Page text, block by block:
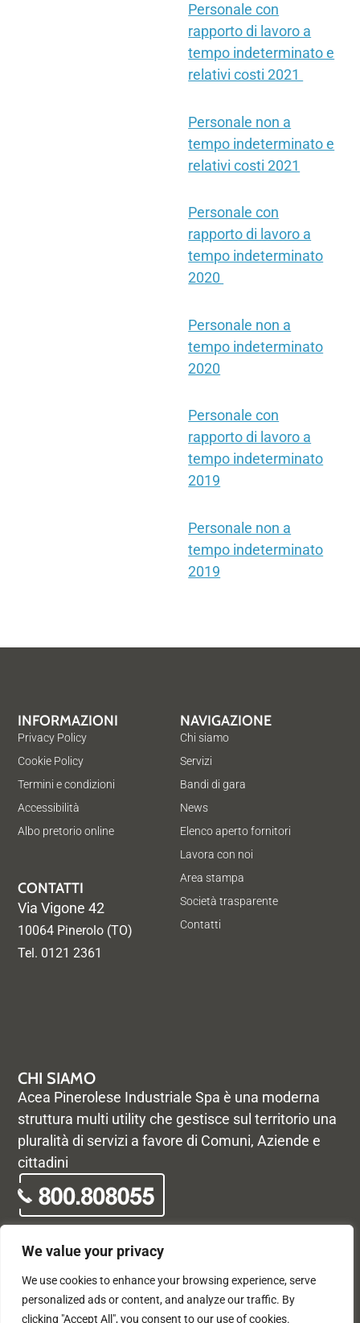
We value your privacy
We use cookies to enhance your browsing experience, serve
personalized ads or content, and analyze our traffic. By
clicking "Accept All", you consent to our use of cookies.
Personale con
rapporto di lavoro a
tempo indeterminato e
relativi costi 2021
Personale non a
tempo indeterminato e
relativi costi 2021
Personale con
rapporto di lavoro a
tempo indeterminato
2020
Personale non a
tempo indeterminato
2020
Personale con
rapporto di lavoro a
tempo indeterminato
2019
Personale non a
tempo indeterminato
2019
CHI SIAMO
Acea Pinerolese Industriale Spa è una moderna
struttura multi utility che gestisce sul territorio una
pluralità di servizi a favore di Comuni, Aziende e
cittadini
NAVIGAZIONE
Chi siamo
Servizi
Bandi di gara
News
Elenco aperto fornitori
Lavora con noi
Area stampa
Società trasparente
Contatti
INFORMAZIONI
Privacy Policy
Cookie Policy
Termini e condizioni
Accessibilità
Albo pretorio online
CONTATTI
Via Vigone 42
10064 Pinerolo (TO)
Tel. 0121 2361
© Acea Pinerolese Industriale S.p.a. – Tutti i diritti riservati. Via
Vigone 42 - 10064 Pinerolo - P. Iva e Registro delle imprese di